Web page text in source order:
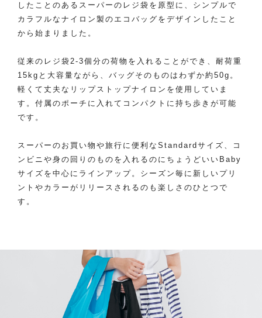
したことのあるスーパーのレジ袋を原型に、シンプルで
カラフルなナイロン製のエコバッグをデザインしたこと
から始まりました。
従来のレジ袋2-3個分の荷物を入れることができ、耐荷重
15kgと大容量ながら、バッグそのものはわずか約50g。
軽くて丈夫なリップストップナイロンを使用していま
す。付属のポーチに入れてコンパクトに持ち歩きが可能
です。
スーパーのお買い物や旅行に便利なStandardサイズ、コ
ンビニや身の回りのものを入れるのにちょうどいいBaby
サイズを中心にラインアップ。シーズン毎に新しいプリ
ントやカラーがリリースされるのも楽しさのひとつで
す。